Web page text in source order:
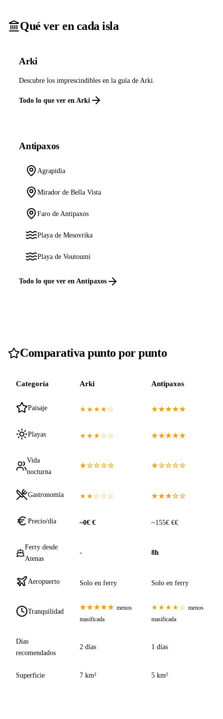
Qué ver en cada isla
Arki
Descubre los imprescindibles en la guía de Arki.
Todo lo que ver en Arki
Antipaxos
Agrapidia
Mirador de Bella Vista
Faro de Antipaxos
Playa de Mesovrika
Playa de Voutoumi
Todo lo que ver en Antipaxos
Comparativa punto por punto
Categoría Arki Antipaxos
Paisaje ★★★★☆ ★★★★★
Playas ★★★☆☆ ★★★★★
Vida
nocturna
★☆☆☆☆ ★☆☆☆☆
Gastronomía ★★☆☆☆ ★★★☆☆
Precio/día ~0€ € ~155€ €€
Ferry desde
Atenas
- 8h
Aeropuerto Solo en ferry Solo en ferry
Tranquilidad ★★★★★ menos
masificada
★★★★☆ menos
masificada
Días
recomendados
2 días 1 días
Superficie 7 km² 5 km²